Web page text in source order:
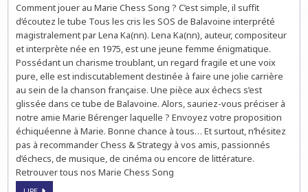
&
MUSIQUE
:
MARIE
CHESS
SONG
Comment jouer au Marie Chess Song ? C’est simple, il suffit
d’écoutez le tube Tous les cris les SOS de Balavoine interprété
magistralement par Lena Ka(nn). Lena Ka(nn), auteur, compositeur
et interprète née en 1975, est une jeune femme énigmatique.
Possédant un charisme troublant, un regard fragile et une voix
pure, elle est indiscutablement destinée à faire une jolie carrière
au sein de la chanson française. Une pièce aux échecs s’est
glissée dans ce tube de Balavoine. Alors, sauriez-vous préciser à
notre amie Marie Bérenger laquelle ? Envoyez votre proposition
échiquéenne à Marie. Bonne chance à tous… Et surtout, n’hésitez
pas à recommander Chess & Strategy à vos amis, passionnés
d’échecs, de musique, de cinéma ou encore de littérature.
Retrouver tous nos Marie Chess Song